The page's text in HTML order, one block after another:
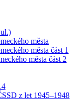
města
města část 1
města část 2
z let 1945–1948